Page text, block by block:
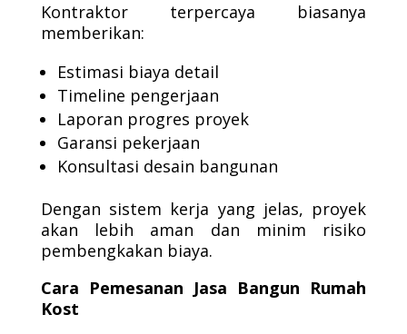
Kontraktor terpercaya biasanya
memberikan:
Estimasi biaya detail
Timeline pengerjaan
Laporan progres proyek
Garansi pekerjaan
Konsultasi desain bangunan
Dengan sistem kerja yang jelas, proyek
akan lebih aman dan minim risiko
pembengkakan biaya.
Cara Pemesanan Jasa Bangun Rumah
Kost